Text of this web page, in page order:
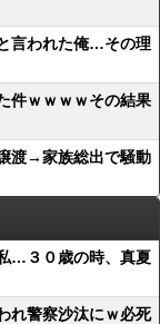
言われた俺…その理
件ｗｗｗｗその結果
渡→家族総出で騒動
…３０歳の時、真夏
れ警察沙汰にｗ必死